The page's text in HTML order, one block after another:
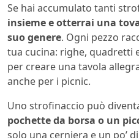
Se hai accumulato tanti
insieme e otterrai una
suo genere. Ogni pezzo
tua cucina: righe, quadretti
per creare una tavola
anche per i picnic.
Uno strofinaccio può
pochette da borsa o un
solo una cerniera e un po’